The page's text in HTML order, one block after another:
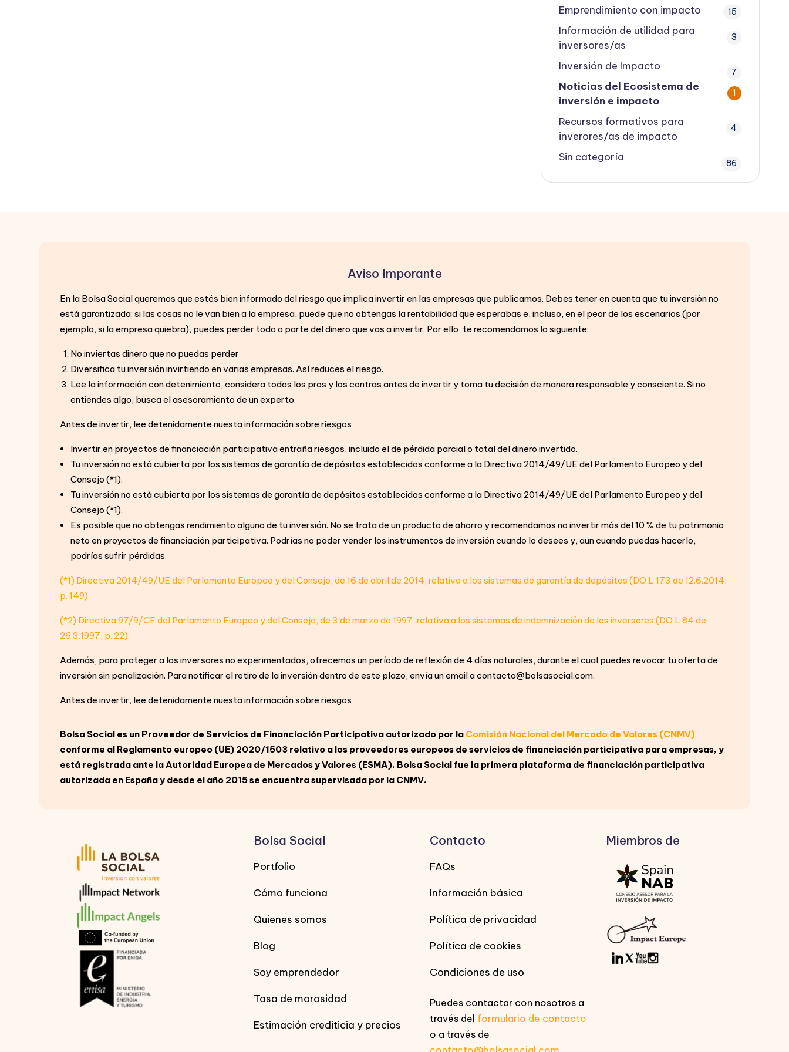
Emprendimiento con impacto 15
Información de utilidad para
inversores/as
3
Inversión de Impacto 7
Noticias del Ecosistema de
inversión e impacto
1
Recursos formativos para
inverores/as de impacto
4
Sin categoría 86
Aviso Imporante
En la Bolsa Social queremos que estés bien informado del riesgo que implica invertir en las empresas que publicamos. Debes tener en cuenta que tu inversión no
está garantizada: si las cosas no le van bien a la empresa, puede que no obtengas la rentabilidad que esperabas e, incluso, en el peor de los escenarios (por
ejemplo, si la empresa quiebra), puedes perder todo o parte del dinero que vas a invertir. Por ello, te recomendamos lo siguiente:
No inviertas dinero que no puedas perder
Diversifica tu inversión invirtiendo en varias empresas. Así reduces el riesgo.
Lee la información con detenimiento, considera todos los pros y los contras antes de invertir y toma tu decisión de manera responsable y consciente. Si no
entiendes algo, busca el asesoramiento de un experto.
Antes de invertir, lee detenidamente nuesta información sobre riesgos
Invertir en proyectos de financiación participativa entraña riesgos, incluido el de pérdida parcial o total del dinero invertido.
Tu inversión no está cubierta por los sistemas de garantía de depósitos establecidos conforme a la Directiva 2014/49/UE del Parlamento Europeo y del
Consejo (*1).
Tu inversión no está cubierta por los sistemas de garantía de depósitos establecidos conforme a la Directiva 2014/49/UE del Parlamento Europeo y del
Consejo (*1).
Es posible que no obtengas rendimiento alguno de tu inversión. No se trata de un producto de ahorro y recomendamos no invertir más del 10 % de tu patrimonio
neto en proyectos de financiación participativa. Podrías no poder vender los instrumentos de inversión cuando lo desees y, aun cuando puedas hacerlo,
podrías sufrir pérdidas.
(*1) Directiva 2014/49/UE del Parlamento Europeo y del Consejo, de 16 de abril de 2014, relativa a los sistemas de garantía de depósitos (DO L 173 de 12.6.2014,
p. 149).
(*2) Directiva 97/9/CE del Parlamento Europeo y del Consejo, de 3 de marzo de 1997, relativa a los sistemas de indemnización de los inversores (DO L 84 de
26.3.1997, p. 22).
Además, para proteger a los inversores no experimentados, ofrecemos un período de reflexión de 4 días naturales, durante el cual puedes revocar tu oferta de
inversión sin penalización. Para notificar el retiro de la inversión dentro de este plazo, envía un email a contacto@bolsasocial.com.
Antes de invertir, lee detenidamente nuesta información sobre riesgos
Bolsa Social es un Proveedor de Servicios de Financiación Participativa autorizado por la Comisión Nacional del Mercado de Valores (CNMV)
conforme al Reglamento europeo (UE) 2020/1503 relativo a los proveedores europeos de servicios de financiación participativa para empresas, y
está registrada ante la Autoridad Europea de Mercados y Valores (ESMA). Bolsa Social fue la primera plataforma de financiación participativa
autorizada en España y desde el año 2015 se encuentra supervisada por la CNMV.
Bolsa Social
Portfolio
Cómo funciona
Quienes somos
Blog
Soy emprendedor
Tasa de morosidad
Estimación crediticia y precios
Contacto
FAQs
Información básica
Política de privacidad
Política de cookies
Condiciones de uso
Puedes contactar con nosotros a
través del formulario de contacto
o a través de
Miembros de